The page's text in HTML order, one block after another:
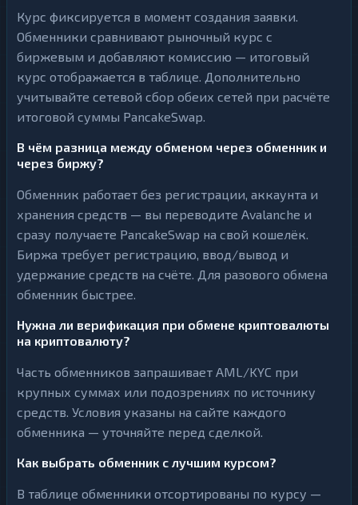
Курс фиксируется в момент создания заявки.
Обменники сравнивают рыночный курс с
биржевым и добавляют комиссию — итоговый
курс отображается в таблице. Дополнительно
учитывайте сетевой сбор обеих сетей при расчёте
итоговой суммы PancakeSwap.
В чём разница между обменом через обменник и
через биржу?
Обменник работает без регистрации, аккаунта и
хранения средств — вы переводите Avalanche и
сразу получаете PancakeSwap на свой кошелёк.
Биржа требует регистрацию, ввод/вывод и
удержание средств на счёте. Для разового обмена
обменник быстрее.
Нужна ли верификация при обмене криптовалюты
на криптовалюту?
Часть обменников запрашивает AML/KYC при
крупных суммах или подозрениях по источнику
средств. Условия указаны на сайте каждого
обменника — уточняйте перед сделкой.
Как выбрать обменник с лучшим курсом?
В таблице обменники отсортированы по курсу —